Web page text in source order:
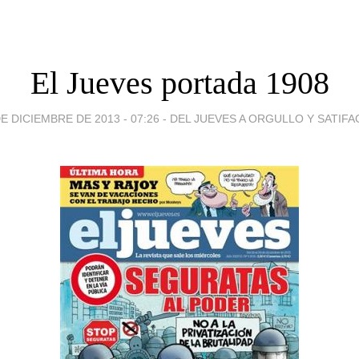
El Jueves portada 1908
DICIEMBRE DE 2013 - 07:26 - DEL JUEVES A ORGULLO Y